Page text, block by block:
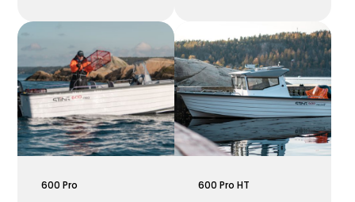
600 Pro 600 Pro HT